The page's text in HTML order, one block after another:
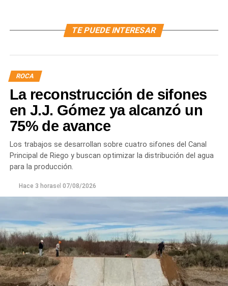
TE PUEDE INTERESAR
ROCA
La reconstrucción de sifones
en J.J. Gómez ya alcanzó un
75% de avance
Los trabajos se desarrollan sobre cuatro sifones del Canal
Principal de Riego y buscan optimizar la distribución del agua
para la producción.
Hace 3 horasel 07/08/2026